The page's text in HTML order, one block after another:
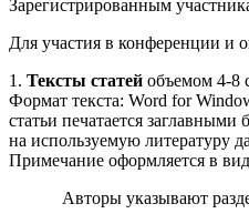
Зарегистрированным
Для участия в конференции и
1. Тексты статей объемом 4-8
Формат текста: Word for
статьи печатается
на используемую литературу
Примечание оформляется в
Авторы указывают раздел,